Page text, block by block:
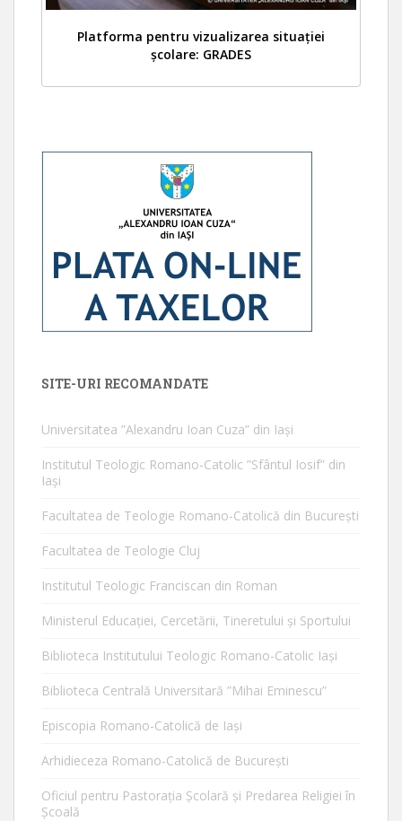
Platforma pentru vizualizarea situației
școlare: GRADES
SITE-URI RECOMANDATE
Universitatea ”Alexandru Ioan Cuza” din Iaşi
Institutul Teologic Romano-Catolic ”Sfântul Iosif” din
Iaşi
Facultatea de Teologie Romano-Catolică din Bucureşti
Facultatea de Teologie Cluj
Institutul Teologic Franciscan din Roman
Ministerul Educaţiei, Cercetării, Tineretului şi Sportului
Biblioteca Institutului Teologic Romano-Catolic Iaşi
Biblioteca Centrală Universitară ”Mihai Eminescu”
Episcopia Romano-Catolică de Iaşi
Arhidieceza Romano-Catolică de Bucureşti
Oficiul pentru Pastorația Școlară și Predarea Religiei în
Școală